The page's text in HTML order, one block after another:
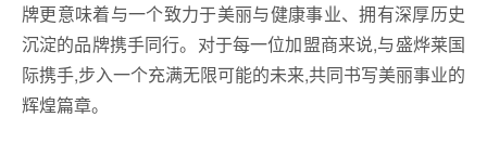
牌更意味着与一个致力于美丽与健康事业、拥有深厚历史
沉淀的品牌携手同行。对于每一位加盟商来说,与盛烨莱国
际携手,步入一个充满无限可能的未来,共同书写美丽事业的
辉煌篇章。